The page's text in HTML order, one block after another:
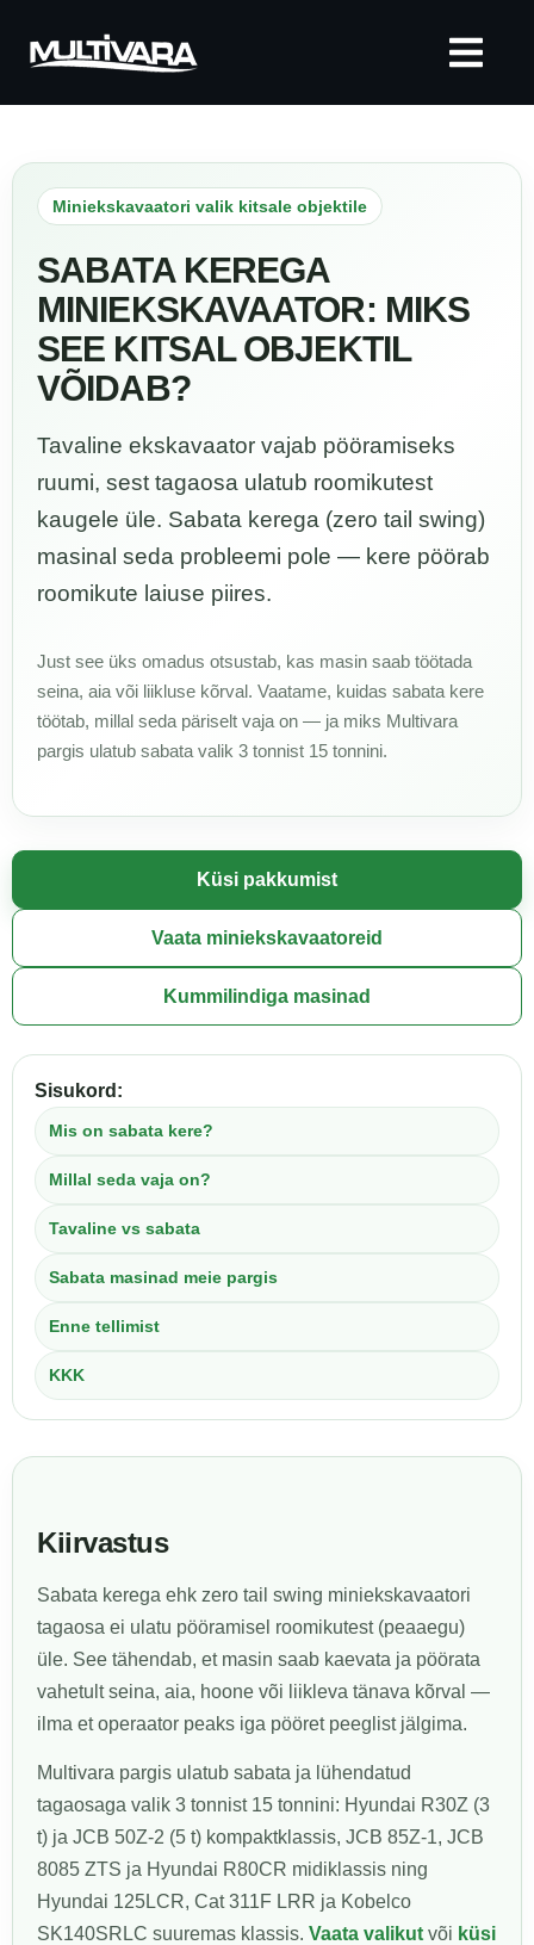
Miniekskavaatori valik kitsale objektile
SABATA KEREGA
MINIEKSKAVAATOR: MIKS
SEE KITSAL OBJEKTIL
VÕIDAB?
Tavaline ekskavaator vajab pööramiseks
ruumi, sest tagaosa ulatub roomikutest
kaugele üle. Sabata kerega (zero tail swing)
masinal seda probleemi pole — kere pöörab
roomikute laiuse piires.
Just see üks omadus otsustab, kas masin saab töötada
seina, aia või liikluse kõrval. Vaatame, kuidas sabata kere
töötab, millal seda päriselt vaja on — ja miks Multivara
pargis ulatub sabata valik 3 tonnist 15 tonnini.
Küsi pakkumist
Vaata miniekskavaatoreid
Kummilindiga masinad
Sisukord:
Mis on sabata kere?
Millal seda vaja on?
Tavaline vs sabata
Sabata masinad meie pargis
Enne tellimist
KKK
Kiirvastus
Sabata kerega ehk zero tail swing miniekskavaatori
tagaosa ei ulatu pööramisel roomikutest (peaaegu)
üle. See tähendab, et masin saab kaevata ja pöörata
vahetult seina, aia, hoone või liikleva tänava kõrval —
ilma et operaator peaks iga pööret peeglist jälgima.
Multivara pargis ulatub sabata ja lühendatud
tagaosaga valik 3 tonnist 15 tonnini: Hyundai R30Z (3
t) ja JCB 50Z-2 (5 t) kompaktklassis, JCB 85Z-1, JCB
8085 ZTS ja Hyundai R80CR midiklassis ning
Hyundai 125LCR, Cat 311F LRR ja Kobelco
SK140SRLC suuremas klassis. Vaata valikut või küsi